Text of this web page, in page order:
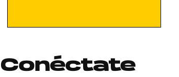
Conéctate